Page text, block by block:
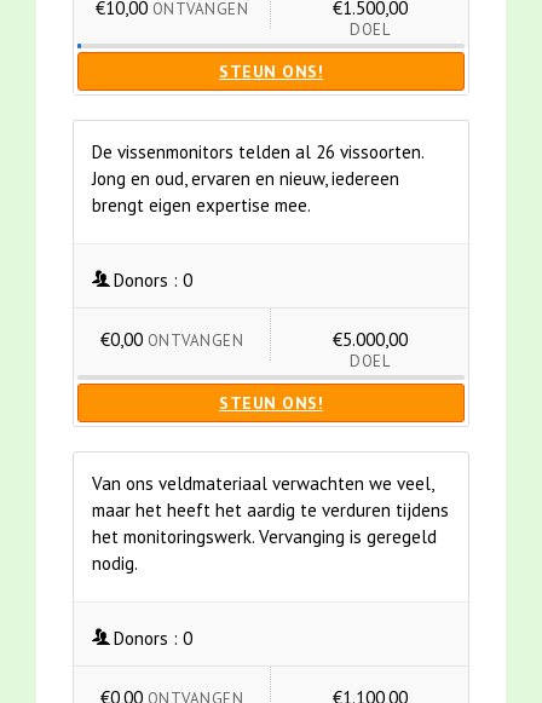
€10,00 ONTVANGEN €1.500,00
DOEL
STEUN ONS!
De vissenmonitors telden al 26 vissoorten.
Jong en oud, ervaren en nieuw, iedereen
brengt eigen expertise mee.
Donors : 0
€0,00 ONTVANGEN €5.000,00
DOEL
STEUN ONS!
Van ons veldmateriaal verwachten we veel,
maar het heeft het aardig te verduren tijdens
het monitoringswerk. Vervanging is geregeld
nodig.
Donors : 0
€0,00 €1.100,00